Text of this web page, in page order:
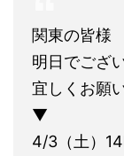
関東の皆様
明日でござ
宜しくお願
▼
4/3（土）